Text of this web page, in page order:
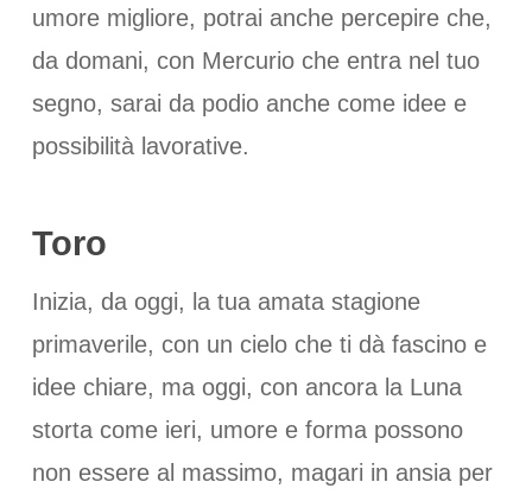
umore migliore, potrai anche percepire che,
da domani, con Mercurio che entra nel tuo
segno, sarai da podio anche come idee e
possibilità lavorative.
Toro
Inizia, da oggi, la tua amata stagione
primaverile, con un cielo che ti dà fascino e
idee chiare, ma oggi, con ancora la Luna
storta come ieri, umore e forma possono
non essere al massimo, magari in ansia per